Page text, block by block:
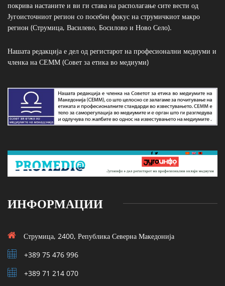
покрива настаните и ви ги става на располагање сите вести од
Југоисточниот регион со посебен фокус на струмичкиот макро
регион (Струмица, Василево, Босилово и Ново Село).
Нашата редакција е дел од регистарот на професионални медиуми и
членка на СЕММ (Совет за етика во медиуми)
ИНФОРМАЦИИ
Струмица, 2400, Република Северна Македонија
+389 75 476 996
+389 71 214 070